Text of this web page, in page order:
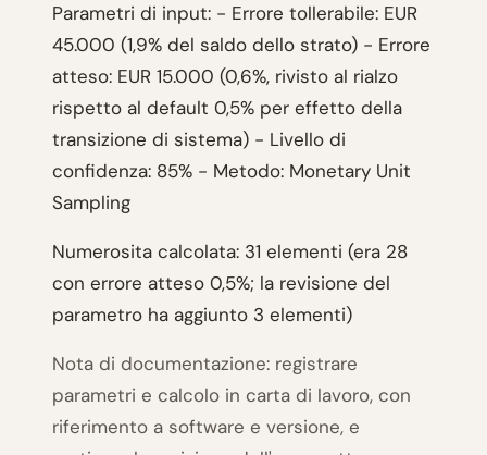
Parametri di input: - Errore tollerabile: EUR
45.000 (1,9% del saldo dello strato) - Errore
atteso: EUR 15.000 (0,6%, rivisto al rialzo
rispetto al default 0,5% per effetto della
transizione di sistema) - Livello di
confidenza: 85% - Metodo: Monetary Unit
Sampling
Numerosita calcolata: 31 elementi (era 28
con errore atteso 0,5%; la revisione del
parametro ha aggiunto 3 elementi)
Nota di documentazione: registrare
parametri e calcolo in carta di lavoro, con
riferimento a software e versione, e